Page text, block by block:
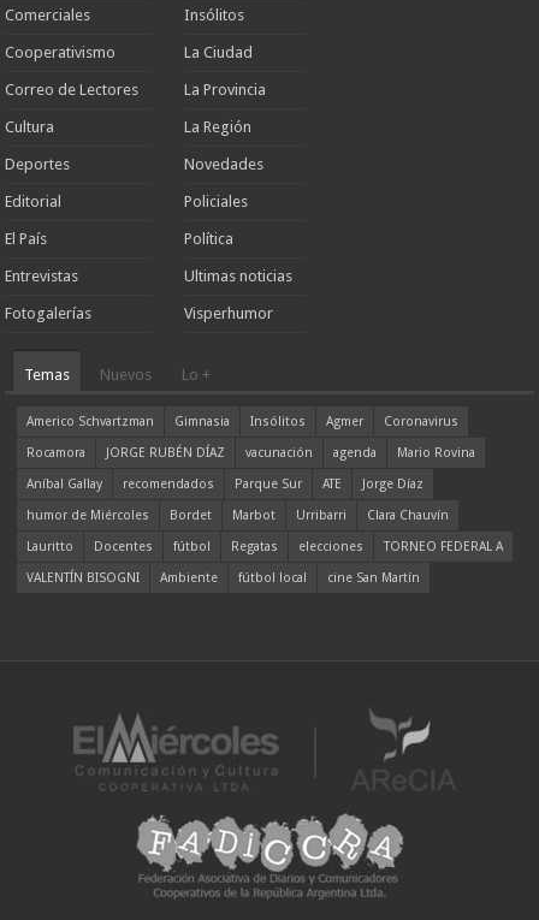
Comerciales
Cooperativismo
Correo de Lectores
Cultura
Deportes
Editorial
El País
Entrevistas
Fotogalerías
Insólitos
La Ciudad
La Provincia
La Región
Novedades
Policiales
Política
Ultimas noticias
Visperhumor
Temas Nuevos Lo +
Americo Schvartzman Gimnasia Insólitos Agmer
Coronavirus
Rocamora
JORGE RUBÉN DÍAZ vacunación agenda
Mario Rovina
Aníbal Gallay
recomendados Parque Sur ATE
Jorge Díaz
humor de Miércoles
Bordet Marbot Urribarri
Clara Chauvín
Lauritto
Docentes fútbol Regatas elecciones
TORNEO FEDERAL A
VALENTÍN BISOGNI
Ambiente fútbol local cine San Martín